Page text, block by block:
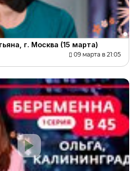
г. Москва (15 марта)
09 марта в 21:05